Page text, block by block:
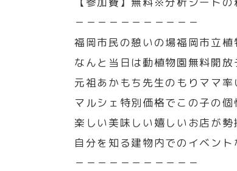
－－－－－－－－－－－
福岡市民の憩いの場福岡市立
なんと当日は動植物園無料開放
元祖あかもち先生のもりママ
マルシェ特別価格でこの子の
楽しい美味しい嬉しいお店が勢
自分を知る建物内でのイベン
－－－－－－－－－－－